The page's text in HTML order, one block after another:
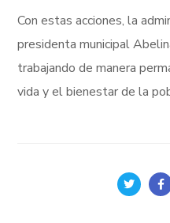
Con estas acciones, la
presidenta municipal
trabajando de manera
vida y el bienestar de la